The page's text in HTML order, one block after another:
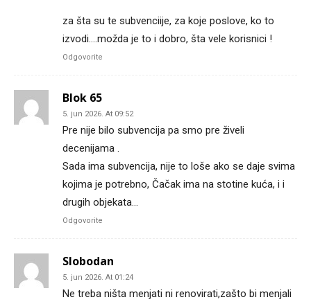
za šta su te subvenciije, za koje poslove, ko to
izvodi….možda je to i dobro, šta vele korisnici !
Odgovorite
Blok 65
5. jun 2026. At 09:52
Pre nije bilo subvencija pa smo pre živeli
decenijama .
Sada ima subvencija, nije to loše ako se daje svima
kojima je potrebno, Čačak ima na stotine kuća, i i
drugih objekata…
Odgovorite
Slobodan
5. jun 2026. At 01:24
Ne treba ništa menjati ni renovirati,zašto bi menjali